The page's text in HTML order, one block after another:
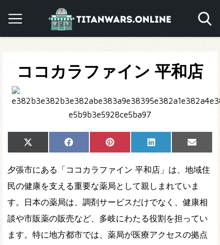
ココカラファイン 平和店
Share
on
X
(Twitter)
Share
on
Facebook Share
on
Pinterest Share
on
LinkedIn
Share
on
Email
夕張市にある「ココカラファイン 平和店」は、地域住
民の健康を支える重要な薬局として親しまれていま
す。日本の薬局は、調剤サービスだけでなく、健康相
談や市販薬の販売など、多岐にわたる役割を担ってい
ます。特に地方都市では、薬局が医療アクセスの拠点